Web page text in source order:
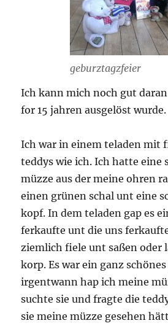
geburztagzfeier
Ich kann mich noch gut
for 15 jahren ausgelöst wurde.
Ich war in einem teladen mit
teddys wie ich. Ich hatte eine
müzze aus der meine ohren
einen grünen schal unt eine
kopf. In dem teladen gap es
ferkaufte unt die uns
ziemlich fiele unt saßen oder
korp. Es war ein ganz
irgentwann hap ich meine
suchte sie und fragte die
sie meine müzze gesehen